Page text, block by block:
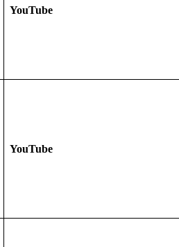
YouTube
YouTube